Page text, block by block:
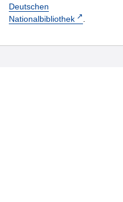
Deutschen
Nationalbibliothek
.